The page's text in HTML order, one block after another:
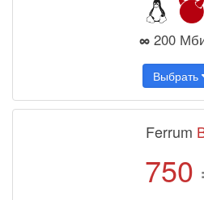
∞200
Выбрать
Ferrum
750